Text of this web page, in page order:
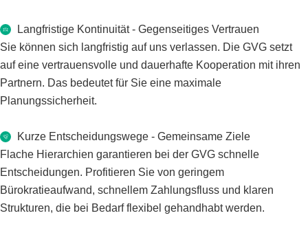
Langfristige Kontinuität - Gegenseitiges Vertrauen
Sie können sich langfristig auf uns verlassen. Die GVG setzt
auf eine vertrauensvolle und dauerhafte Kooperation mit ihren
Partnern. Das bedeutet für Sie eine maximale
Planungssicherheit.
Kurze Entscheidungswege - Gemeinsame Ziele
Flache Hierarchien garantieren bei der GVG schnelle
Entscheidungen. Profitieren Sie von geringem
Bürokratieaufwand, schnellem Zahlungsfluss und klaren
Strukturen, die bei Bedarf flexibel gehandhabt werden.